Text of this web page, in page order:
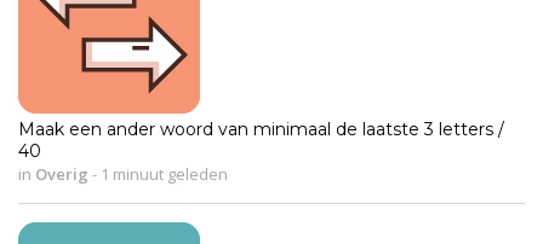
Maak een ander woord van minimaal de laatste 3 letters /
40
in Overig - 1 minuut geleden